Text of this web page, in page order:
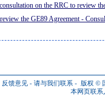
on the RRC to review
the GE89 Agreement -
反馈意见 - 请与我们联系 - 版权 ©
本网页联系